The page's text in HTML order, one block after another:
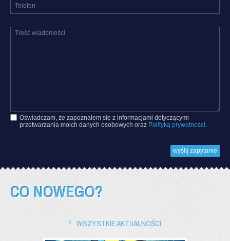
Oświadczam, że zapoznałem się z informacjami dotyczącymi
przetwarzania moich danych osobowych oraz Polityką prywatności
CO NOWEGO?
WSZYSTKIE AKTUALNOŚCI